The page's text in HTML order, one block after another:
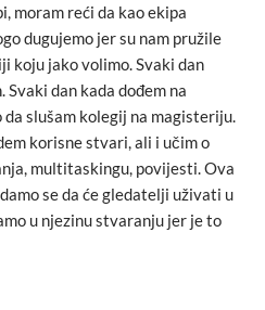
moram reći da kao ekipa
dugujemo jer su nam pružile
koju jako volimo. Svaki dan
Svaki dan kada dođem na
slušam kolegij na magisteriju.
korisne stvari, ali i učim o
multitaskingu, povijesti. Ova
se da će gledatelji uživati u
u njezinu stvaranju jer je to